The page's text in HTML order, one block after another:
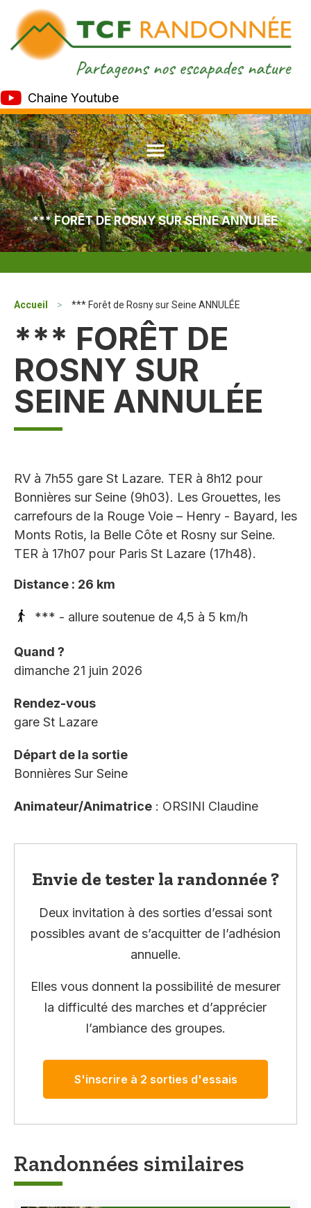
Chaine Youtube
*** FORÊT DE ROSNY SUR SEINE ANNULÉE
Accueil > *** Forêt de Rosny sur Seine ANNULÉE
*** FORÊT DE
ROSNY SUR
SEINE ANNULÉE
RV à 7h55 gare St Lazare. TER à 8h12 pour
Bonnières sur Seine (9h03). Les Grouettes, les
carrefours de la Rouge Voie – Henry - Bayard, les
Monts Rotis, la Belle Côte et Rosny sur Seine.
TER à 17h07 pour Paris St Lazare (17h48).
Distance : 26 km
*** - allure soutenue de 4,5 à 5 km/h
Quand ?
dimanche 21 juin 2026
Rendez-vous
gare St Lazare
Départ de la sortie
Bonnières Sur Seine
Animateur/Animatrice : ORSINI Claudine
Envie de tester la randonnée ?
Deux invitation à des sorties d’essai sont
possibles avant de s’acquitter de l’adhésion
annuelle.
Elles vous donnent la possibilité de mesurer
la difficulté des marches et d’apprécier
l’ambiance des groupes.
S'inscrire à 2 sorties d'essais
Randonnées similaires